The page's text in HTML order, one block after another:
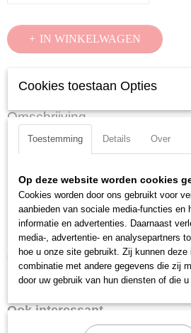
IN WINKELWAGEN
Specificaties
Productcode
97 49 23
EAN code
4003773052135
97 49 23
Netto gewicht
0,05 Kg
Bruto gewicht
0,05 Kg
Afmetingen (l,b,h)
8 x 5 x 1,20 cm
Omschrijving
Krimpprofiel
Toepassing:niet ge?soleerde
Capaciteit:16 / 25 mm2
Krimpprofiel:
Doornkrimping
Aantal krimpprofielen:2
Downloads:
Datasheet specificaties
Ook interessant
Cookies toestaan Opties
Toestemming Details Over
Op deze website worden cookies
Cookies worden door ons gebruikt voor
aanbieden van sociale media-functies en
informatie en advertenties. Daarnaast
media-, advertentie- en analysepartners
hoe u onze site gebruikt. Zij kunnen
combinatie met andere gegevens die zij
door uw gebruik van hun diensten of die